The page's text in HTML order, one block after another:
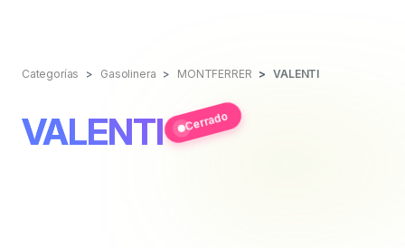
Categorías Gasolinera MONTFERRER VALENTI
VALENTI Cerrado